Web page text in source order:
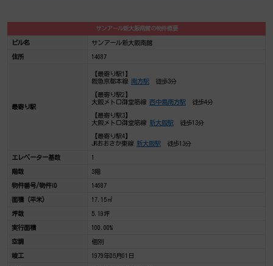
サンアール新大阪南館の物件概要
ビル名 サンアール新大阪南館
住所 14687
最寄り駅
【最寄り駅1】
阪急京都本線 南方駅徒歩3分
【最寄り駅2】
大阪メトロ御堂筋線 西中島南方駅徒歩4分
【最寄り駅3】
大阪メトロ御堂筋線 新大阪駅徒歩13分
【最寄り駅4】
JRおおさか東線 新大阪駅徒歩13分
エレベーター基数 1
階数 3階
物件番号/物件ID 14687
面積（平米） 17.15㎡
坪数 5.19坪
実行面積 100.00%
空調 個別
竣工 1979年05月01日